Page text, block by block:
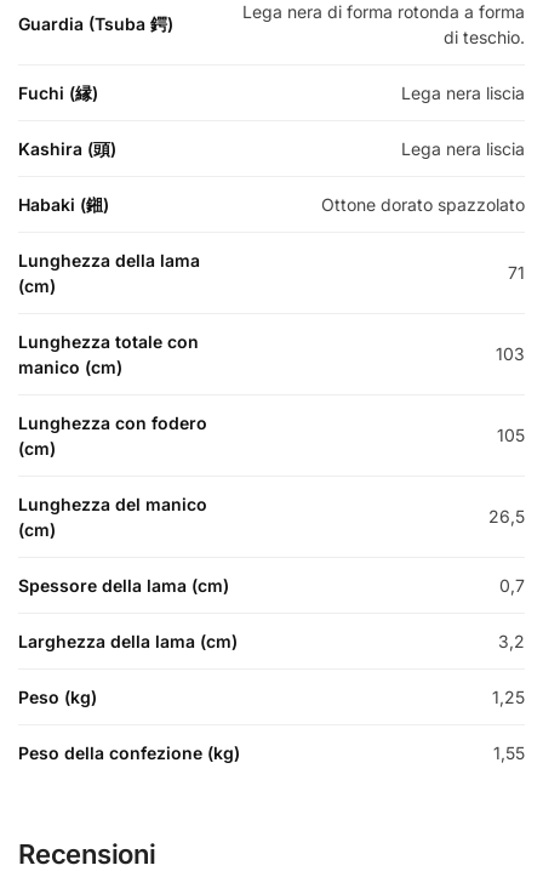
Guardia (Tsuba 鍔)
Lega nera di forma rotonda a forma
di teschio.
Fuchi (縁) Lega nera liscia
Kashira (頭) Lega nera liscia
Habaki (鎺) Ottone dorato spazzolato
Lunghezza della lama
(cm)
71
Lunghezza totale con
manico (cm)
103
Lunghezza con fodero
(cm)
105
Lunghezza del manico
(cm)
26,5
Spessore della lama (cm) 0,7
Larghezza della lama (cm) 3,2
Peso (kg) 1,25
Peso della confezione (kg) 1,55
Recensioni